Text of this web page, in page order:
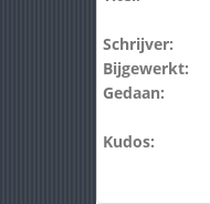
Schrijver:
Bijgewerkt:
Gedaan:
Kudos: